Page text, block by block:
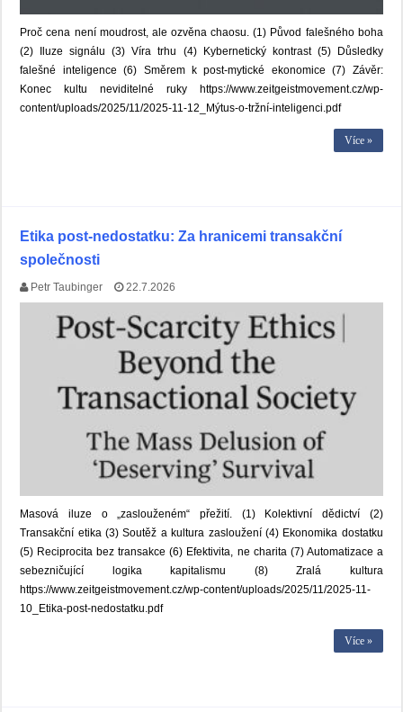
Proč cena není moudrost, ale ozvěna chaosu. (1) Původ falešného boha
(2) Iluze signálu (3) Víra trhu (4) Kybernetický kontrast (5) Důsledky
falešné inteligence (6) Směrem k post-mytické ekonomice (7) Závěr:
Konec kultu neviditelné ruky https://www.zeitgeistmovement.cz/wp-
content/uploads/2025/11/2025-11-12_Mýtus-o-tržní-inteligenci.pdf
Více »
Etika post-nedostatku: Za hranicemi transakční
společnosti
Petr Taubinger 22.7.2026
Masová iluze o „zaslouženém“ přežití. (1) Kolektivní dědictví (2)
Transakční etika (3) Soutěž a kultura zasloužení (4) Ekonomika dostatku
(5) Reciprocita bez transakce (6) Efektivita, ne charita (7) Automatizace a
sebezničující logika kapitalismu (8) Zralá kultura
https://www.zeitgeistmovement.cz/wp-content/uploads/2025/11/2025-11-
10_Etika-post-nedostatku.pdf
Více »